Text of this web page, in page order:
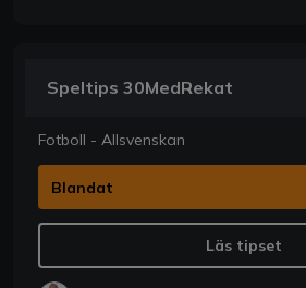
Speltips 30MedRekat
Fotboll - Allsvenskan
Blandat
Läs tipset